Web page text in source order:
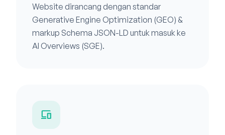
Website dirancang dengan standar
Generative Engine Optimization (GEO) &
markup Schema JSON-LD untuk masuk ke
AI Overviews (SGE).
devices